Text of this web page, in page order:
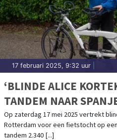
17 februari 2025, 9:32 uur
‘BLINDE ALICE
TANDEM NAAR
Op zaterdag 17 mei 2025 vertrekt
Rotterdam voor een fietstocht op
tandem 2.340 [...]